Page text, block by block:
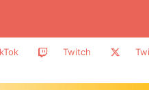
Twitch